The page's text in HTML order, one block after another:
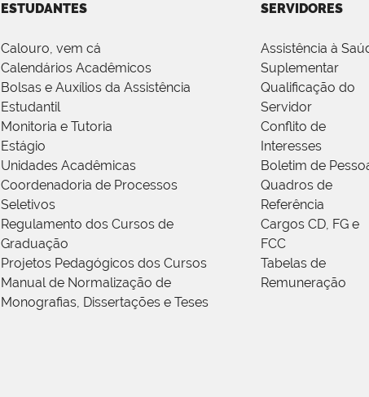
ESTUDANTES
Calouro, vem cá
Calendários Acadêmicos
Bolsas e Auxílios da Assistência
Estudantil
Monitoria e Tutoria
Estágio
Unidades Acadêmicas
Coordenadoria de Processos
Seletivos
Regulamento dos Cursos de
Graduação
Projetos Pedagógicos dos Cursos
Manual de Normalização de
Monografias, Dissertações e Teses
SERVIDORES
Assistência à
Suplementar
Qualificação do
Servidor
Conflito de
Interesses
Boletim de
Quadros de
Referência
Cargos CD, FG e
FCC
Tabelas de
Remuneração